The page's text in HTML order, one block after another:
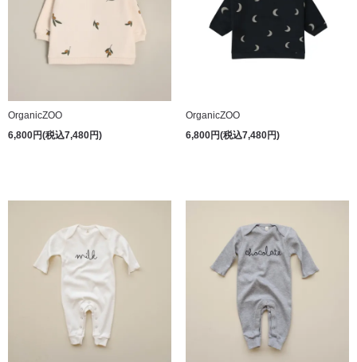
OrganicZOO
6,800円(税込7,480円)
OrganicZOO
6,800円(税込7,480円)